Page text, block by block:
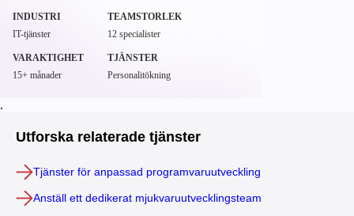
INDUSTRI
IT-tjänster
TEAMSTORLEK
12 specialister
VARAKTIGHET
15+ månader
TJÄNSTER
Personalitökning
.
Utforska relaterade tjänster
Tjänster för anpassad programvaruutveckling
Anställ ett dedikerat mjukvaruutvecklingsteam